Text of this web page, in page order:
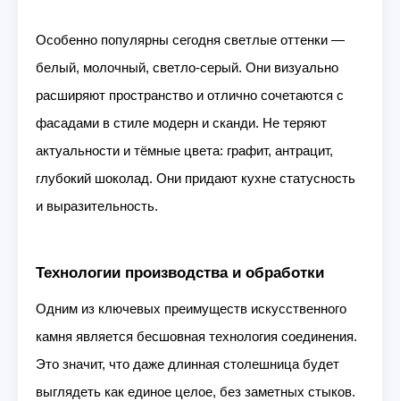
Особенно популярны сегодня светлые оттенки —
белый, молочный, светло-серый. Они визуально
расширяют пространство и отлично сочетаются с
фасадами в стиле модерн и сканди. Не теряют
актуальности и тёмные цвета: графит, антрацит,
глубокий шоколад. Они придают кухне статусность
и выразительность.
Технологии производства и обработки
Одним из ключевых преимуществ искусственного
камня является бесшовная технология соединения.
Это значит, что даже длинная столешница будет
выглядеть как единое целое, без заметных стыков.